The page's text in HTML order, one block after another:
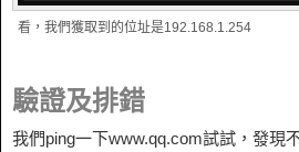
看，我們獲取到的位址是192.168.1.254
驗證及排錯
我們ping一下www.qq.com試試，發現